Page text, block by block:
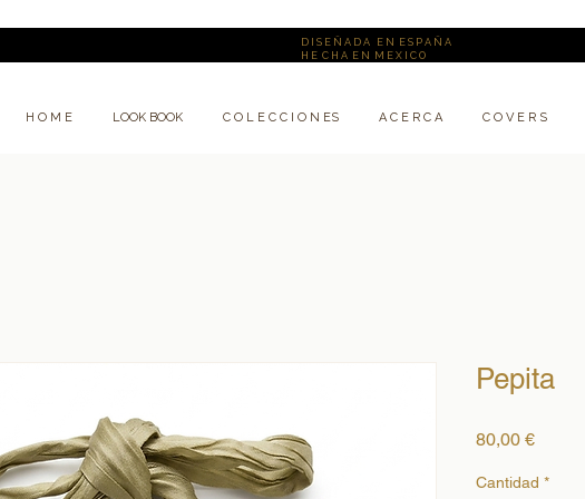
D I S E Ñ A D A E N E S P A Ñ A
H E C H A E N M E X I C O
H O M E LOOK BOOK C O L E C C I O N ES A C E R C A C O V E R S
Pepita
80,00 €Precio
Cantidad *